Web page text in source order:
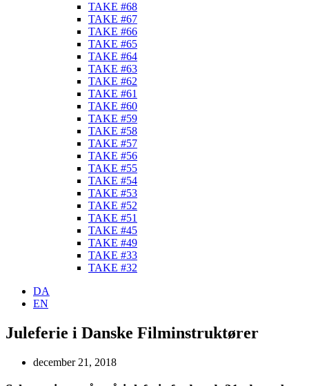
TAKE #68
TAKE #67
TAKE #66
TAKE #65
TAKE #64
TAKE #63
TAKE #62
TAKE #61
TAKE #60
TAKE #59
TAKE #58
TAKE #57
TAKE #56
TAKE #55
TAKE #54
TAKE #53
TAKE #52
TAKE #51
TAKE #45
TAKE #49
TAKE #33
TAKE #32
DA
EN
Juleferie i Danske Filminstruktører
december 21, 2018